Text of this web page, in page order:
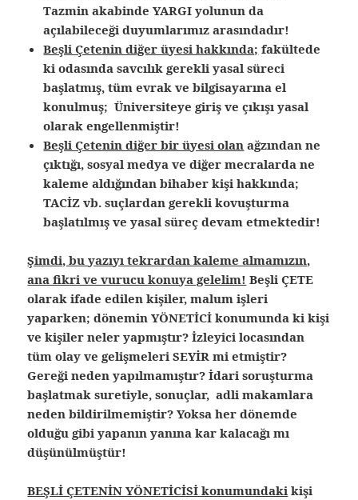
Tazmin akabinde YARGI yolunun da
açılabileceği duyumlarımız arasındadır!
Beşli Çetenin diğer üyesi hakkında; fakültede
ki odasında savcılık gerekli yasal süreci
başlatmış, tüm evrak ve bilgisayarına el
konulmuş; Üniversiteye giriş ve çıkışı yasal
olarak engellenmiştir!
Beşli Çetenin diğer bir üyesi olan ağzından ne
çıktığı, sosyal medya ve diğer mecralarda ne
kaleme aldığından bihaber kişi hakkında;
TACİZ vb. suçlardan gerekli kovuşturma
başlatılmış ve yasal süreç devam etmektedir!
Şimdi, bu yazıyı tekrardan kaleme almamızın,
ana fikri ve vurucu konuya gelelim! Beşli ÇETE
olarak ifade edilen kişiler, malum işleri
yaparken; dönemin YÖNETİCİ konumunda ki kişi
ve kişiler neler yapmıştır? İzleyici locasından
tüm olay ve gelişmeleri SEYİR mi etmiştir?
Gereği neden yapılmamıştır? İdari soruşturma
başlatmak suretiyle, sonuçlar, adli makamlara
neden bildirilmemiştir? Yoksa her dönemde
olduğu gibi yapanın yanına kar kalacağı mı
düşünülmüştür!
BEŞLİ ÇETENİN YÖNETİCİSİ konumundaki kişi